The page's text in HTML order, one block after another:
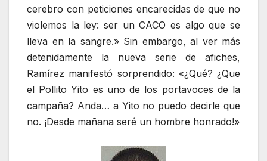
cerebro con peticiones encarecidas de que no
violemos la ley: ser un CACO es algo que se
lleva en la sangre.» Sin embargo, al ver más
detenidamente la nueva serie de afiches,
Ramírez manifestó sorprendido: «¿Qué? ¿Que
el Pollito Yito es uno de los portavoces de la
campaña? Anda… a Yito no puedo decirle que
no. ¡Desde mañana seré un hombre honrado!»